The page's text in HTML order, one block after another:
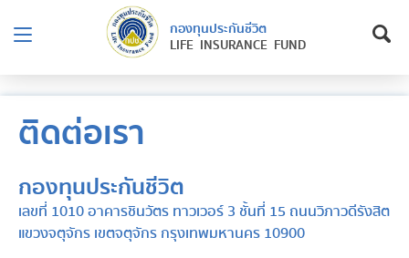
กองทุนประกันชีวิต
LIFE INSURANCE FUND
ติดต่อเรา
กองทุนประกันชีวิต
เลขที่ 1010 อาคารชินวัตร ทาวเวอร์ 3 ชั้นที่ 15 ถนนวิภาวดีรังสิต
แขวงจตุจักร เขตจตุจักร กรุงเทพมหานคร 10900